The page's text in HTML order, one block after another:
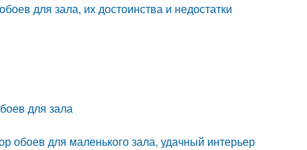
для зала, их достоинства и недостатки
для зала
обоев для маленького зала, удачный интерьер